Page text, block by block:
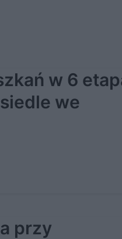
w 6
we
przy